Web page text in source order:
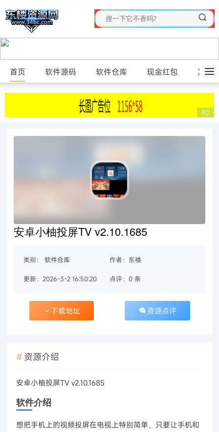
首页 软件源码 软件仓库 现金红包 发布
安卓小柚投屏TV v2.10.1685
类别： 软件仓库 作者：东楼
更新：2026-3-2 16:50:20 点评：0 条
下载地址 资源点评
资源介绍
安卓小柚投屏TV v2.10.1685
软件介绍
想把手机上的视频投屏在电视上特别简单，只要让手机和